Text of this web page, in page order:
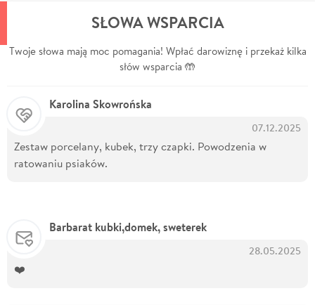
SŁOWA WSPARCIA
Twoje słowa mają moc pomagania! Wpłać darowiznę i przekaż kilka
słów wsparcia 🤲
Karolina Skowrońska
07.12.2025
Zestaw porcelany, kubek, trzy czapki. Powodzenia w
ratowaniu psiaków.
Barbarat kubki,domek, sweterek
28.05.2025
❤️